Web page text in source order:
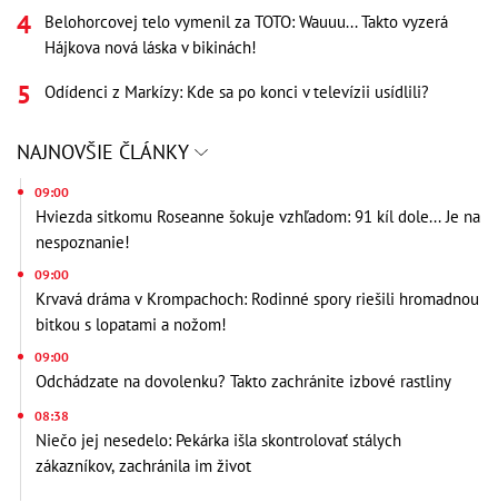
Belohorcovej telo vymenil za TOTO: Wauuu... Takto vyzerá
Hájkova nová láska v bikinách!
Odídenci z Markízy: Kde sa po konci v televízii usídlili?
NAJNOVŠIE ČLÁNKY
09:00
Hviezda sitkomu Roseanne šokuje vzhľadom: 91 kíl dole... Je na
nespoznanie!
09:00
Krvavá dráma v Krompachoch: Rodinné spory riešili hromadnou
bitkou s lopatami a nožom!
09:00
Odchádzate na dovolenku? Takto zachránite izbové rastliny
08:38
Niečo jej nesedelo: Pekárka išla skontrolovať stálych
zákazníkov, zachránila im život